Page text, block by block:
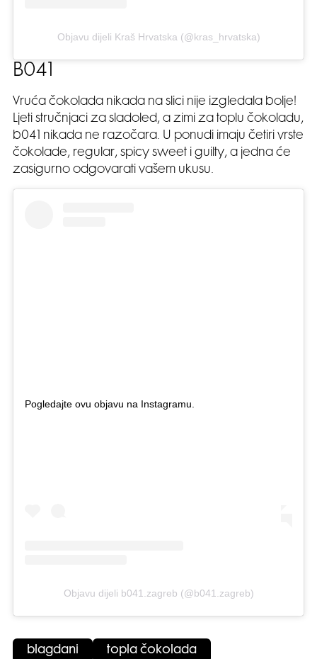
Objavu dijeli Kraš Hrvatska (@kras_hrvatska)
B041
Vruća čokolada nikada na slici nije izgledala bolje!
Ljeti stručnjaci za sladoled, a zimi za toplu čokoladu,
b041 nikada ne razočara. U ponudi imaju četiri vrste
čokolade, regular, spicy sweet i guilty, a jedna će
zasigurno odgovarati vašem ukusu.
Pogledajte ovu objavu na Instagramu.
Objavu dijeli b041.zagreb (@b041.zagreb)
blagdani topla čokolada